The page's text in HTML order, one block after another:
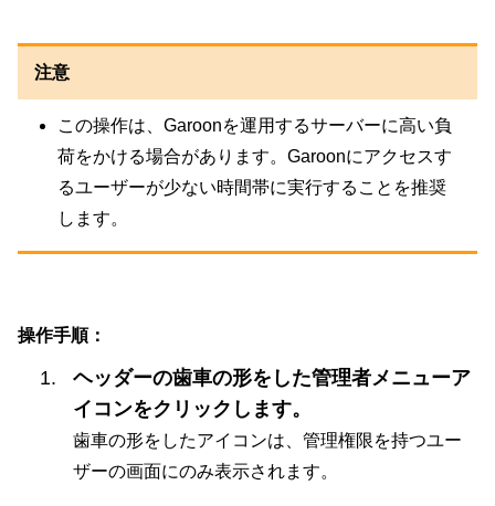
注意
この操作は、Garoonを運用するサーバーに高い負
荷をかける場合があります。Garoonにアクセスす
るユーザーが少ない時間帯に実行することを推奨
します。
操作手順：
ヘッダーの歯車の形をした管理者メニューア
イコンをクリックします。
歯車の形をしたアイコンは、管理権限を持つユー
ザーの画面にのみ表示されます。